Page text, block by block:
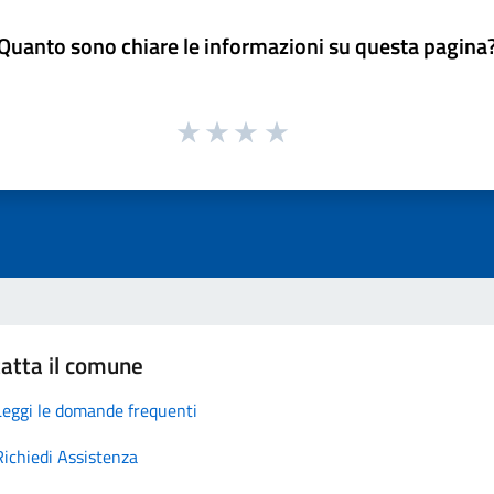
sono chiare le informazioni su questa
il comune
le domande frequenti
Assistenza